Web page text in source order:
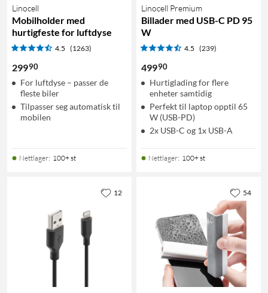
Linocell
Mobilholder med
hurtigfeste for luftdyse
4.5 (1263)
29990
For luftdyse – passer de
fleste biler
Tilpasser seg automatisk til
mobilen
Nettlager: 100+ st
Linocell Premium
Billader med USB-C PD 95
W
4.5 (239)
49990
Hurtiglading for flere
enheter samtidig
Perfekt til laptop opptil 65
W (USB-PD)
2x USB-C og 1x USB-A
Nettlager: 100+ st
12 54